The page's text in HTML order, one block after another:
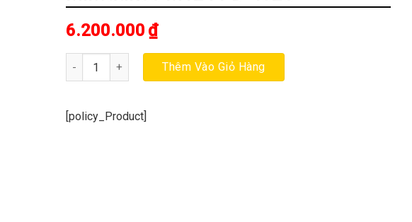
6.200.000 ₫
Máy khoan động lực dùng pin 12V Milwaukee M12 FPD-402C số lượng
Thêm Vào Giỏ Hàng
[policy_Product]